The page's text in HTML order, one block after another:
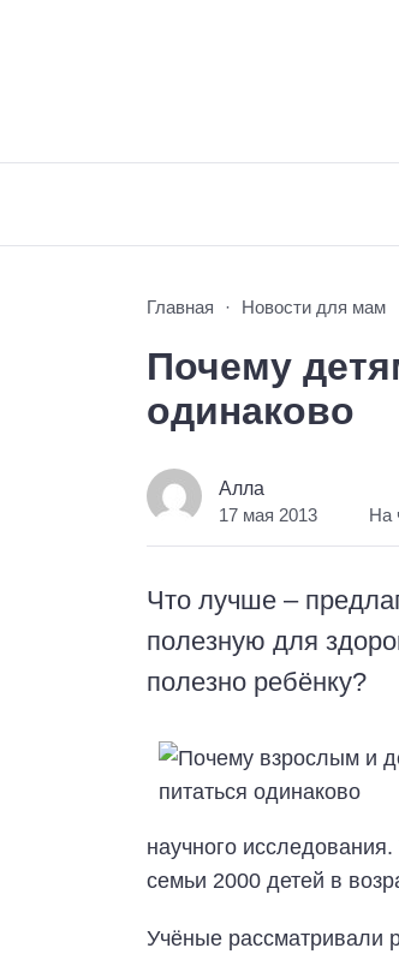
Главная Новости для мам
Почему
одинаково
Алла
17 мая 2013 На
Что лучше –
полезную для
полезно ребёнку?
научного
семьи 2000 детей в
Учёные рассматривали